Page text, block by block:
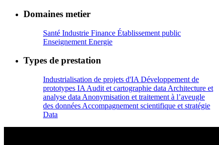
Domaines metier
Santé Industrie Finance Établissement public
Enseignement Energie
Types de prestation
Industrialisation de projets d'IA Développement de
prototypes IA Audit et cartographie data Architecture et
analyse data Anonymisation et traitement à l’aveugle
des données Accompagnement scientifique et stratégie
Data